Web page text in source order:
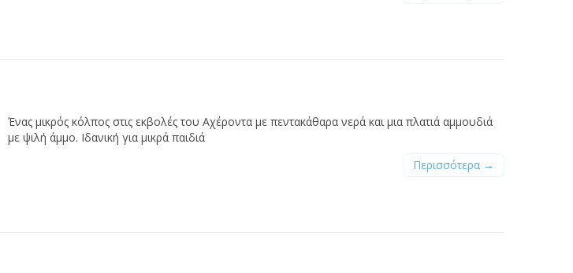
Ένας μικρός κόλπος στις εκβολές του Αχέροντα με πεντακάθαρα νερά και μια πλατιά αμμουδιά
με ψιλή άμμο. Ιδανική για μικρά παιδιά
Περισσότερα →